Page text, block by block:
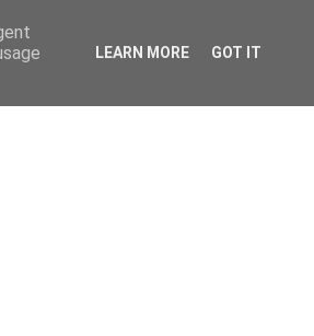
I KONTAKT
LEARN MORE GOT IT